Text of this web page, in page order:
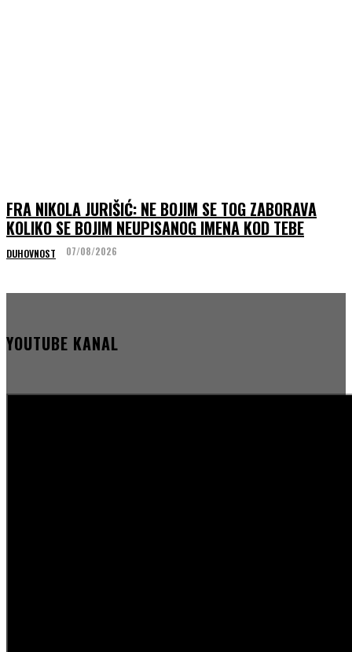
FRA NIKOLA JURIŠIĆ: NE BOJIM SE TOG ZABORAVA
KOLIKO SE BOJIM NEUPISANOG IMENA KOD TEBE
DUHOVNOST 07/08/2026
YOUTUBE KANAL